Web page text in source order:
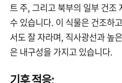
트 주, 그리고 북부의 일부 건조
수 있습니다. 이 식물은 건조하
서도 잘 자라며, 직사광선과 높
은 내구성을 가지고 있습니다.
기후 적응: